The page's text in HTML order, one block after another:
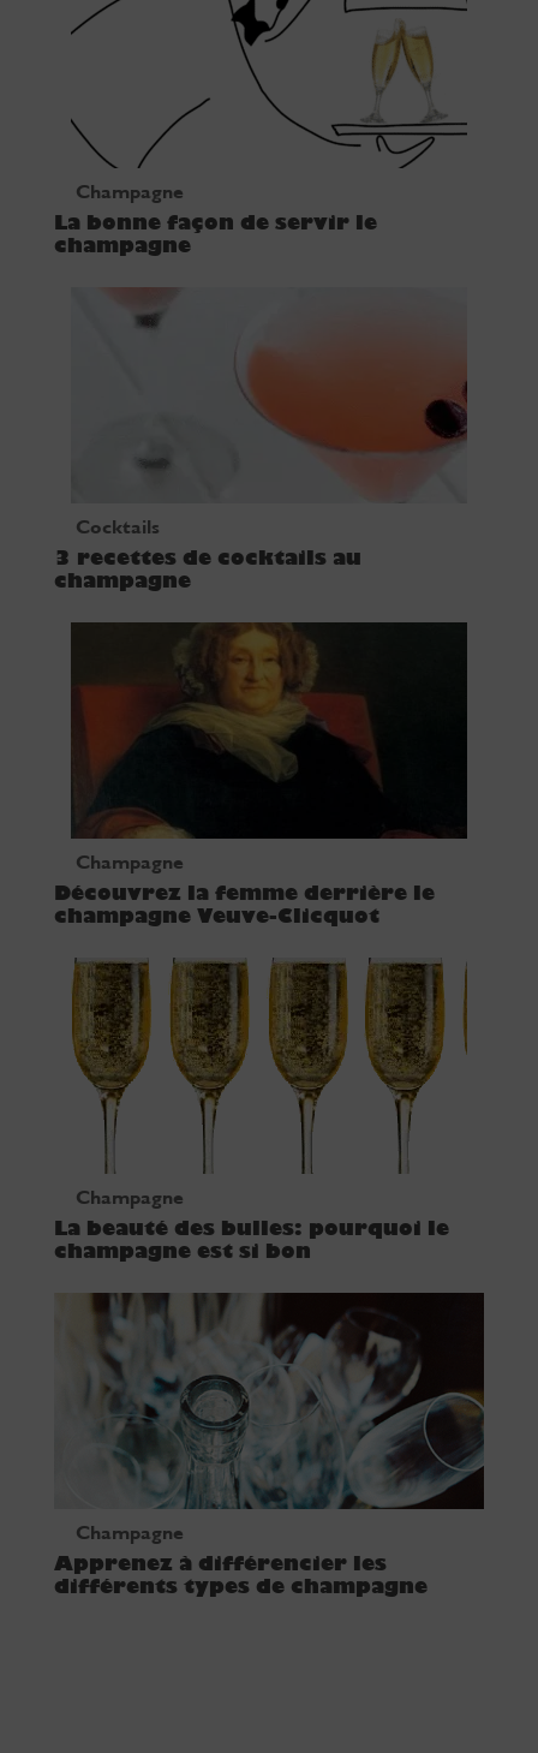
Champagne
La bonne façon de servir le
champagne
Cocktails
3 recettes de cocktails au
champagne
Champagne
Découvrez la femme derrière le
champagne Veuve-Clicquot
Champagne
La beauté des bulles: pourquoi le
champagne est si bon
Champagne
Apprenez à différencier les
différents types de champagne